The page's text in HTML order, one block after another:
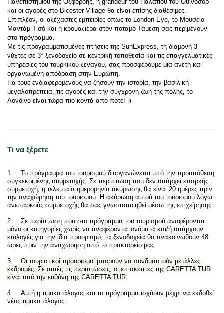
Πανεπιστημίου της Οξφόρδης, η grandeur του Παλατιού του Ουίνδσορ
και οι αγορές στο Bicester Village θα είναι επίσης διαθέσιμες.
Επιπλέον, οι αξέχαστες εμπειρίες όπως το London Eye, το Μουσείο
Μαντάμ Τισό και η κρουαζιέρα στον ποταμό Τάμεση σας περιμένουν
στο πρόγραμμα.
Με τις προγραμματισμένες πτήσεις της SunExpress, τη διαμονή 3
νύχτες σε 3* ξενοδοχείο σε κεντρική τοποθεσία και τις επαγγελματικές
υπηρεσίες του τουρκικού ξεναγού, σας προσφέρουμε μια άνετη και
οργανωμένη απόδραση στην Ευρώπη.
Για τους ενδιαφερόμενους να ζήσουν την ιστορία, την βασιλική
μεγαλοπρέπεια, τις αγορές και την σύγχρονη ζωή της πόλης, το
Λονδίνο είναι τώρα πιο κοντά από ποτέ! ✈️
Τι να ξέρετε
1. Το πρόγραμμα του τουρισμού διοργανώνεται υπό την προϋπόθεση
συγκεκριμένης συμμετοχής. Σε περίπτωση που δεν υπάρχει επαρκής
συμμετοχή, η τελευταία ημερομηνία ακύρωσης θα είναι 20 ημέρες πριν
την αναχώρηση του τουρισμού. Η ακύρωση αυτού του τουρισμού λόγω
ανεπαρκούς συμμετοχής θα σας γνωστοποιηθεί μέσω της επιχείρησης.
2. Σε περίπτωση που στο πρόγραμμα του τουρισμού αναφέρονται
μόνο οι κατηγορίες χωρίς να αναφέρονται ονόματα και/ή υπάρχουν
επιλογές για την ίδια προορισμό, τα ξενοδοχεία θα ανακοινωθούν 48
ώρες πριν την αναχώρηση από το πρακτορείο μας.
3. Οι τουριστικοί προορισμοί μπορούν να συνδυαστούν με άλλες
εκδρομές. Σε αυτές τις περιπτώσεις, οι επισκέπτες της CARETTA TUR
είναι υπό την ευθύνη της CARETTA TUR.
4. Αυτή η τιμοκατάλογος και το πρόγραμμα ισχύουν μέχρι να εκδοθεί
νέος τιμοκατάλογος.